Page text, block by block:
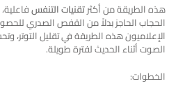
هذه الطريقة من أكثرتقنيات التنفس
الحجاب الحاجز بدلاً من القفص الصدري
الإعلاميون هذه الطريقة في تقليل التوتر،
الصوت أثناء الحديث لفترة طويلة.
الخطوات: